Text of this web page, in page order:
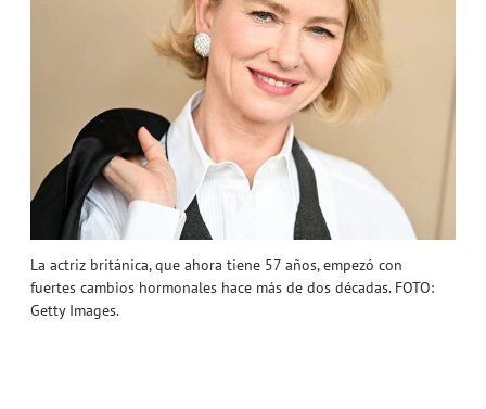
La actriz británica, que ahora tiene 57 años, empezó con
fuertes cambios hormonales hace más de dos décadas. FOTO:
Getty Images.